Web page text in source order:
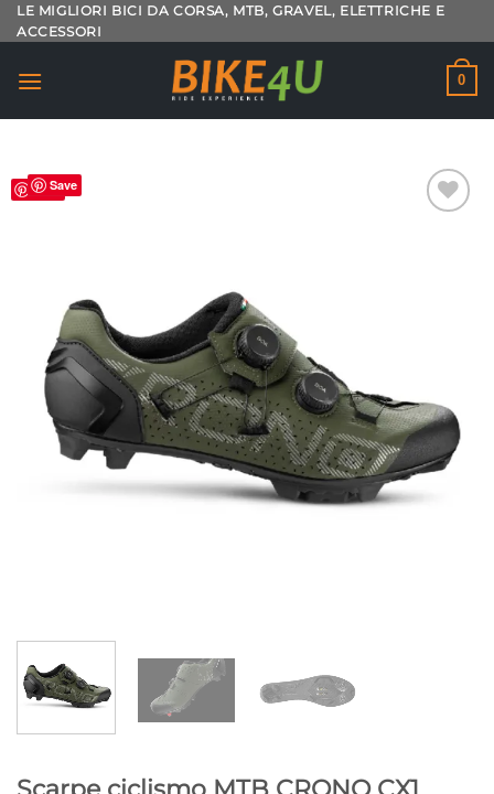
Salta
ai
LE MIGLIORI BICI DA CORSA, MTB, GRAVEL, ELETTRICHE E
ACCESSORI
0
SaveSave